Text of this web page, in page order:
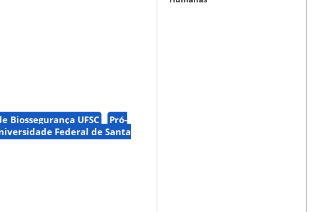
Biossegurança UFSC
Pró-
Federal de Santa